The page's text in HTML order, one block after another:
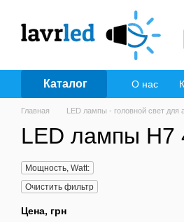
Перейти к основному контенту
Каталог О нас
Главная LED лампы - головной свет для
LED лампы H7
Мощность, Watt:
Очистить фильтр
Цена, грн